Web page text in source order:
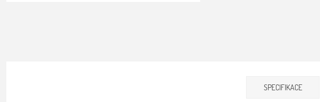
SPECIFIKACE